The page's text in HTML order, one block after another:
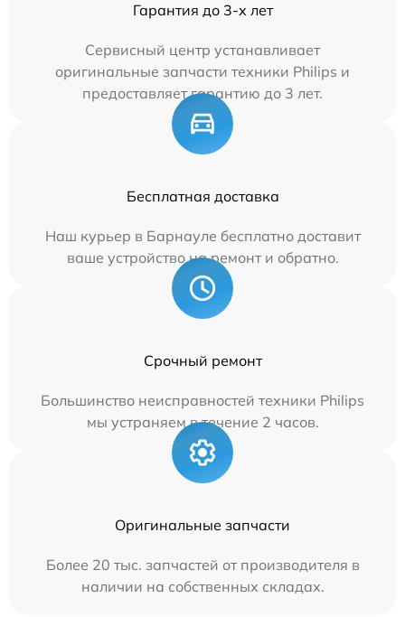
Гарантия до 3-х лет
Сервисный центр устанавливает
оригинальные запчасти техники Philips и
предоставляет гарантию до 3 лет.
Бесплатная доставка
Наш курьер в Барнауле бесплатно доставит
ваше устройство на ремонт и обратно.
Срочный ремонт
Большинство неисправностей техники Philips
мы устраняем в течение 2 часов.
Оригинальные запчасти
Более 20 тыс. запчастей от производителя в
наличии на собственных складах.